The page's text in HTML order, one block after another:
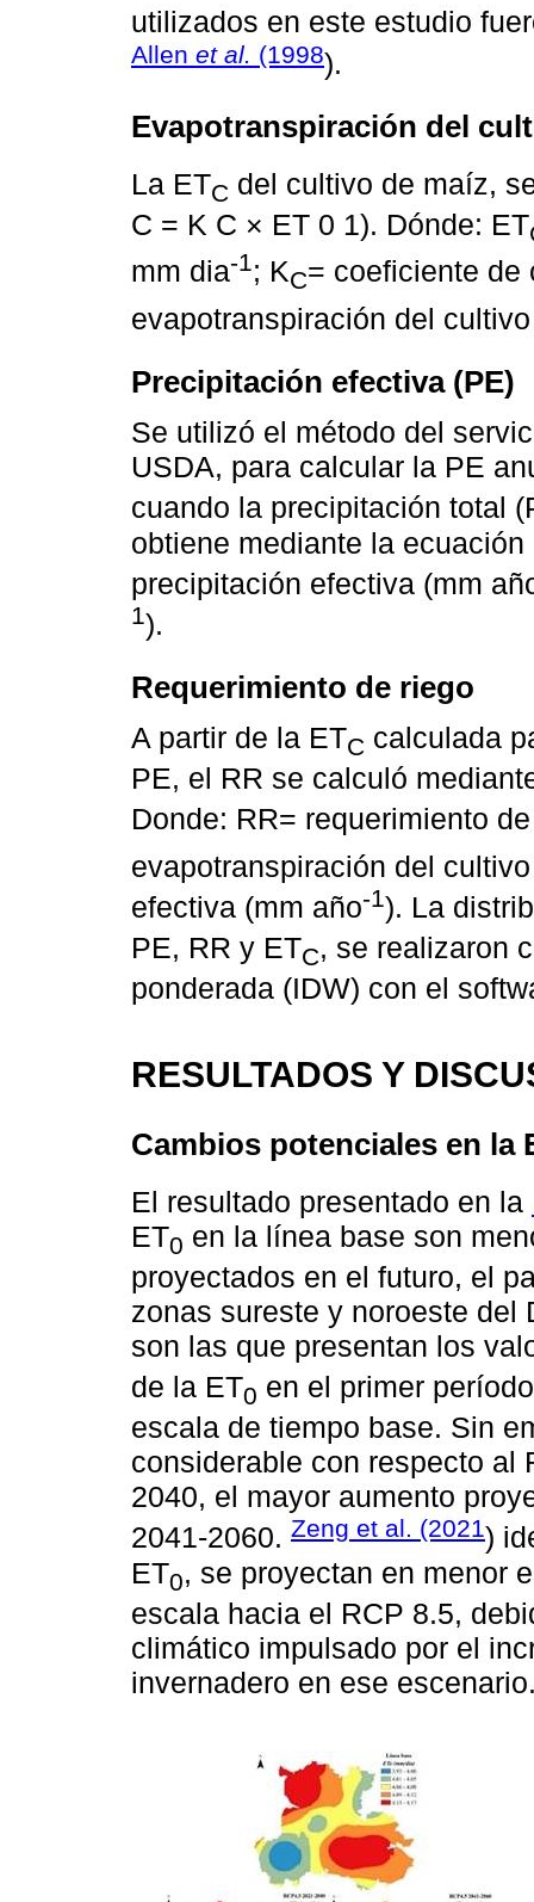
utilizados en este estudio
Allen et al. (1998).
Evapotranspiración del
La ETC del cultivo de maíz,
C = K C × ET 0 1). Dónde: ET
mm dia-1; KC= coeficiente de
evapotranspiración del
Precipitación efectiva (PE)
Se utilizó el método del
USDA, para calcular la PE
cuando la precipitación total
obtiene mediante la
precipitación efectiva (mm
1).
Requerimiento de riego
A partir de la ETC calculada
PE, el RR se calculó
Donde: RR= requerimiento
evapotranspiración del
efectiva (mm año-1). La
PE, RR y ETC, se realizaron
ponderada (IDW) con el
RESULTADOS Y
Cambios potenciales en la
El resultado presentado en la
ET0 en la línea base son
proyectados en el futuro, el
zonas sureste y noroeste del
son las que presentan los
de la ET0 en el primer
escala de tiempo base. Sin
considerable con respecto al
2040, el mayor aumento
2041-2060. Zeng et al. (2021)
ET0, se proyectan en menor
escala hacia el RCP 8.5,
climático impulsado por el
invernadero en ese